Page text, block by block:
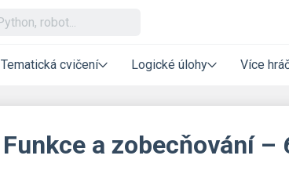
Tematická cvičení Logické úlohy Více
Funkce a zobecňování –